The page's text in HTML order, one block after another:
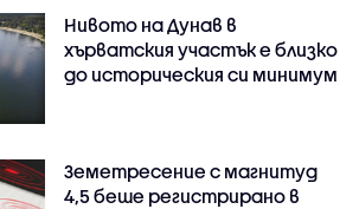
Нивото на Дунав в
хърватския участък е близко
до историческия си минимум
Земетресение с магнитуд
4,5 беше регистрирано в